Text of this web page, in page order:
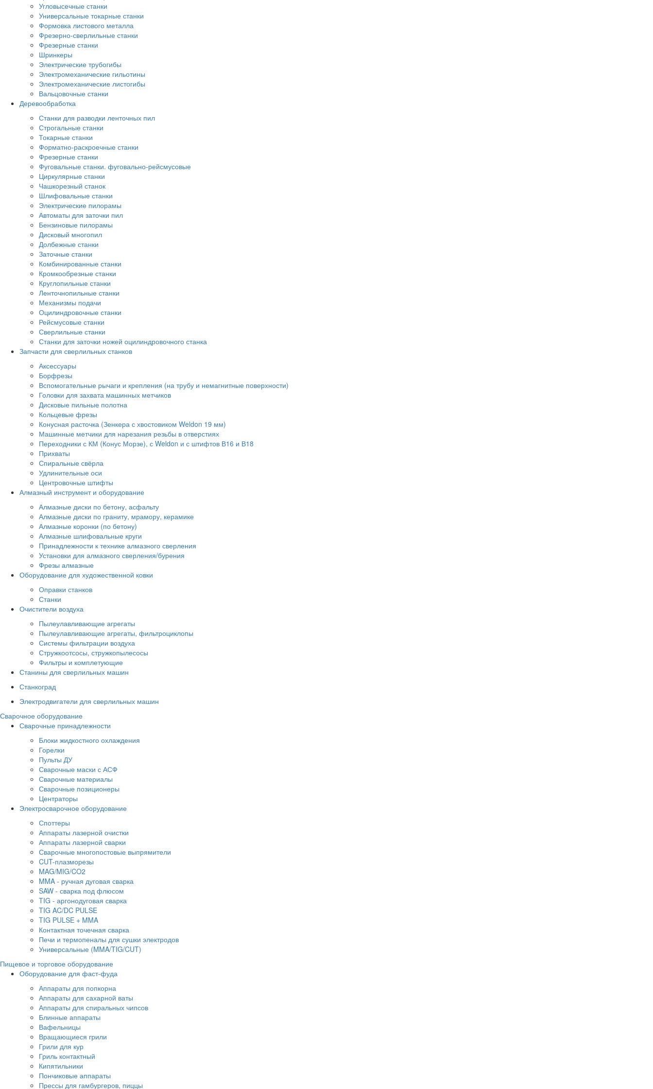
Угловысечные станки
Универсальные токарные станки
Формовка листового металла
Фрезерно-сверлильные станки
Фрезерные станки
Шринкеры
Электрические трубогибы
Электромеханические гильотины
Электромеханические листогибы
Вальцовочные станки
Деревообработка
Станки для разводки ленточных пил
Строгальные станки
Токарные станки
Форматно-раскроечные станки
Фрезерные станки
Фуговальные станки. фуговально-рейсмусовые
Циркулярные станки
Чашкорезный станок
Шлифовальные станки
Электрические пилорамы
Автоматы для заточки пил
Бензиновые пилорамы
Дисковый многопил
Долбежные станки
Заточные станки
Комбинированные станки
Кромкообрезные станки
Круглопильные станки
Ленточнопильные станки
Механизмы подачи
Оцилиндровочные станки
Рейсмусовые станки
Сверлильные станки
Станки для заточки ножей оцилиндровочного станка
Запчасти для сверлильных станков
Аксессуары
Борфрезы
Вспомогательные рычаги и крепления (на трубу и немагнитные поверхности)
Головки для захвата машинных метчиков
Дисковые пильные полотна
Кольцевые фрезы
Конусная расточка (Зенкера с хвостовиком Weldon 19 мм)
Машинные метчики для нарезания резьбы в отверстиях
Переходники с КМ (Конус Морзе), с Weldon и с штифтов В16 и В18
Прихваты
Спиральные свёрла
Удлинительные оси
Центровочные штифты
Алмазный инструмент и оборудование
Алмазные диски по бетону, асфальту
Алмазные диски по граниту, мрамору, керамике
Алмазные коронки (по бетону)
Алмазные шлифовальные круги
Принадлежности к технике алмазного сверления
Установки для алмазного сверления/бурения
Фрезы алмазные
Оборудование для художественной ковки
Оправки станков
Станки
Очистители воздуха
Пылеулавливающие агрегаты
Пылеулавливающие агрегаты, фильтроциклопы
Системы фильтрации воздуха
Стружкоотсосы, стружкопылесосы
Фильтры и комплетующие
Станины для сверлильных машин
Станкоград
Электродвигатели для сверлильных машин
Сварочное оборудование
Сварочные принадлежности
Блоки жидкостного охлаждения
Горелки
Пульты ДУ
Сварочные маски с АСФ
Сварочные материалы
Сварочные позиционеры
Центраторы
Электросварочное оборудование
Споттеры
Аппараты лазерной очистки
Аппараты лазерной сварки
Сварочные многопостовые выпрямители
CUT-плазморезы
MAG/MIG/CO2
MMA - ручная дуговая сварка
SAW - сварка под флюсом
TIG - аргонодуговая сварка
TIG AC/DC PULSE
TIG PULSE + MMA
Контактная точечная сварка
Печи и термопеналы для сушки электродов
Универсальные (MMA/TIG/CUT)
Пищевое и торговое оборудование
Оборудование для фаст-фуда
Аппараты для попкорна
Аппараты для сахарной ваты
Аппараты для спиральных чипсов
Блинные аппараты
Вафельницы
Вращающиеся грили
Грили для кур
Гриль контактный
Кипятильники
Пончиковые аппараты
Прессы для гамбургеров, пиццы